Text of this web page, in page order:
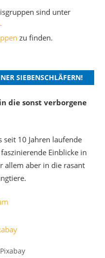
sind unter
zu finden.
SIEBENSCHLÄFERN!
die sonst verborgene
seit 10 Jahren laufende
Einblicke in
allem aber in die rasant